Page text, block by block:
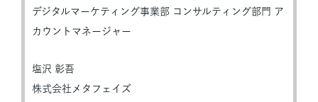
デジタルマーケティング事業部 コンサルティング部門 ア
カウントマネージャー
塩沢 彰吾
株式会社メタフェイズ